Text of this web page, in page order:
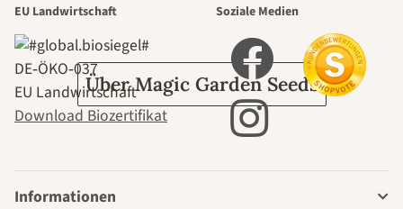
Garten
Über Magic Garden Seeds
EU Landwirtschaft
DE‑ÖKO‑037
EU Landwirtschaft
Download Biozertifikat
Soziale Medien
Informationen